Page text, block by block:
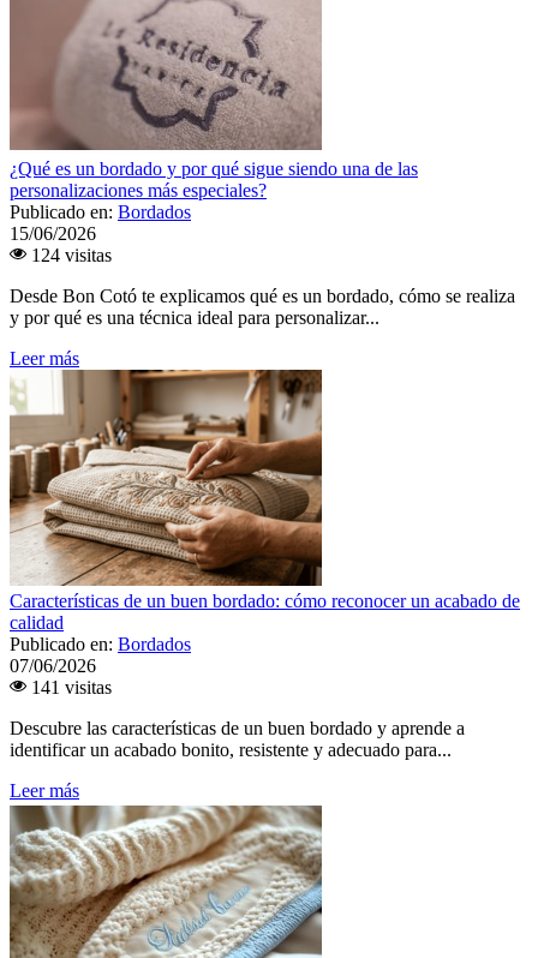
¿Qué es un bordado y por qué sigue siendo una de las
personalizaciones más especiales?
Publicado en: Bordados
15/06/2026
124 visitas
Desde Bon Cotó te explicamos qué es un bordado, cómo se realiza
y por qué es una técnica ideal para personalizar...
Leer más
Características de un buen bordado: cómo reconocer un acabado de
calidad
Publicado en: Bordados
07/06/2026
141 visitas
Descubre las características de un buen bordado y aprende a
identificar un acabado bonito, resistente y adecuado para...
Leer más